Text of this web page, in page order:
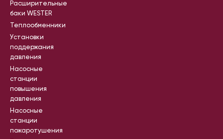
Расширительные
баки WESTER
Теплообменники
Установки
поддержания
давления
Насосные
станции
повышения
давления
Насосные
станции
пожаротушения